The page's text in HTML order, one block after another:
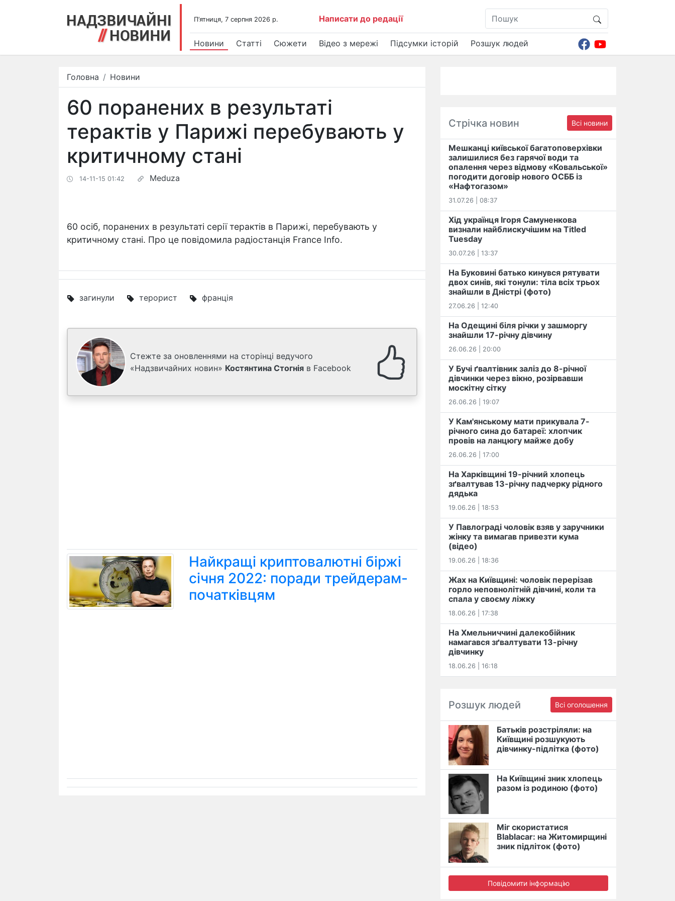
П’ятниця, 7 серпня 2026 р. Написати до редації
Новини Статті Сюжети Відео з мережі Підсумки історій Розшук людей
Головна Новини
60 поранених в результаті
терактів у Парижі перебувають у
критичному стані
14-11-15 01:42 Meduza
60 осіб, поранених в результаті серії терактів в Парижі, перебувають у
критичному стані. Про це повідомила радіостанція France Info.
загинули терорист франція
Стежте за оновленнями на сторінці ведучого
«Надзвичайних новин» Костянтина Стогнія в Facebook
Найкращі криптовалютні біржі
січня 2022: поради трейдерам-
початківцям
Стрічка новин Всі новини
Мешканці київської багатоповерхівки
залишилися без гарячої води та
опалення через відмову «Ковальської»
погодити договір нового ОСББ із
«Нафтогазом»
31.07.26 | 08:37
Хід українця Ігоря Самуненкова
визнали найблискучішим на Titled
Tuesday
30.07.26 | 13:37
На Буковині батько кинувся рятувати
двох синів, які тонули: тіла всіх трьох
знайшли в Дністрі (фото)
27.06.26 | 12:40
На Одещині біля річки у зашморгу
знайшли 17-річну дівчину
26.06.26 | 20:00
У Бучі ґвалтівник заліз до 8-річної
дівчинки через вікно, розірвавши
москітну сітку
26.06.26 | 19:07
У Кам'янському мати прикувала 7-
річного сина до батареї: хлопчик
провів на ланцюгу майже добу
26.06.26 | 17:00
На Харківщині 19-річний хлопець​
️зґвалтував 13-річну падчерку рідного
дядька
19.06.26 | 18:53
У Павлограді чоловік взяв у заручники
жінку та вимагав привезти кума
(відео)
19.06.26 | 18:36
Жах на Київщині: чоловік перерізав
горло неповнолітній дівчині, коли та
спала у своєму ліжку
18.06.26 | 17:38
На Хмельниччині далекобійник
намагався зґвалтувати 13-річну
дівчинку
18.06.26 | 16:18
Розшук людей Всі оголошення
Батьків розстріляли: на
Київщині розшукують
дівчинку-підлітка (фото)
На Київщині зник хлопець
разом із родиною (фото)
Міг скористатися
Blablacar: на Житомирщині
зник підліток (фото)
Повідомити інформацію